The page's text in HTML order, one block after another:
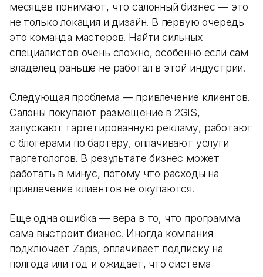
месяцев понимают, что салонный бизнес — это
не только локация и дизайн. В первую очередь
это команда мастеров. Найти сильных
специалистов очень сложно, особенно если сам
владелец раньше не работал в этой индустрии.
Следующая проблема — привлечение клиентов.
Салоны покупают размещение в 2GIS,
запускают таргетированную рекламу, работают
с блогерами по бартеру, оплачивают услуги
таргетологов. В результате бизнес может
работать в минус, потому что расходы на
привлечение клиентов не окупаются.
Еще одна ошибка — вера в то, что программа
сама выстроит бизнес. Иногда компания
подключает Zapis, оплачивает подписку на
полгода или год и ожидает, что система